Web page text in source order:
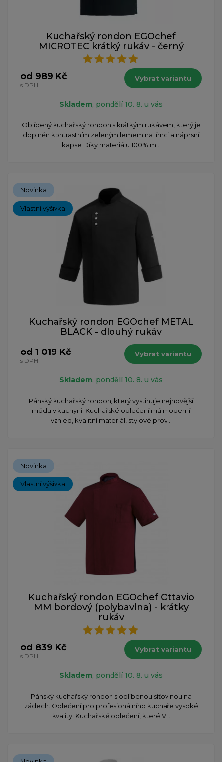
Kuchařský rondon EGOchef
MICROTEC krátký rukáv - černý
od 989 Kč
s DPH
Vybrat variantu
Skladem, pondělí 10. 8. u vás
​Oblíbený kuchařský rondon s krátkým rukávem, který je
doplněn kontrastním zeleným lemem na límci a náprsní
kapse Díky materiálu 100% m...
Novinka
Vlastní výšivka
Kuchařský rondon EGOchef METAL
BLACK - dlouhý rukáv
od 1 019 Kč
s DPH
Vybrat variantu
Skladem, pondělí 10. 8. u vás
Pánský kuchařský rondon, který vystihuje nejnovější
módu v kuchyni. Kuchařské oblečení má moderní
vzhled, kvalitní materiál, stylové prov...
Novinka
Vlastní výšivka
Kuchařský rondon EGOchef Ottavio
MM bordový (polybavlna) - krátky
rukáv
od 839 Kč
s DPH
Vybrat variantu
Skladem, pondělí 10. 8. u vás
Pánský kuchařský rondon s oblíbenou síťovinou na
zádech. Oblečení pro profesionálního kuchaře vysoké
kvality. Kuchařské oblečení, které V...